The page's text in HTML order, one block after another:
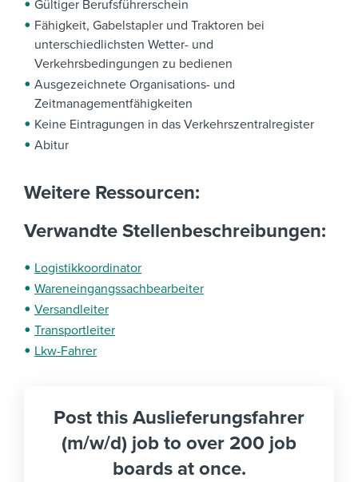
Gültiger Berufsführerschein
Fähigkeit, Gabelstapler und Traktoren bei
unterschiedlichsten Wetter- und
Verkehrsbedingungen zu bedienen
Ausgezeichnete Organisations- und
Zeitmanagementfähigkeiten
Keine Eintragungen in das Verkehrszentralregister
Abitur
Weitere Ressourcen:
Verwandte Stellenbeschreibungen:
Logistikkoordinator
Wareneingangssachbearbeiter
Versandleiter
Transportleiter
Lkw-Fahrer
Post this Auslieferungsfahrer
(m/w/d) job to over 200 job
boards at once.